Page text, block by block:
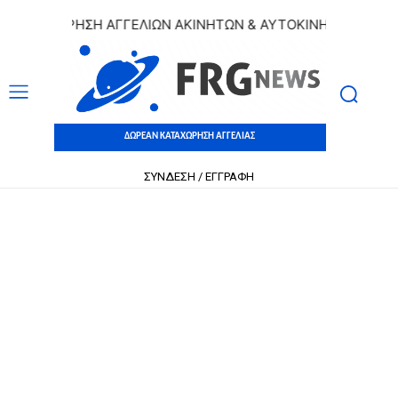
ΑΓΓΕΛΙΩΝ ΑΚΙΝΗΤΩΝ & ΑΥΤΟΚΙΝΗΤΩΝ |
ΔΩΡΕΑΝ ΚΑΤΑΧΩΡΗΣΗ ΑΓΓΕΛΙΑΣ
ΣΥΝΔΕΣΗ / ΕΓΓΡΑΦΗ